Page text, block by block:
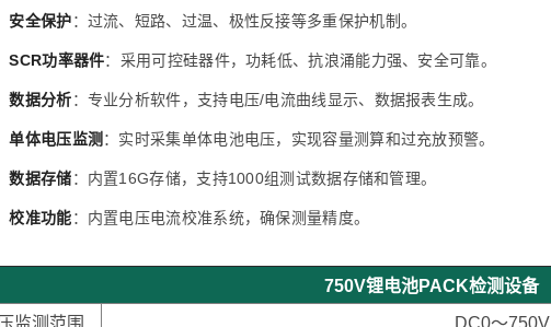
安全保护：过流、短路、过温、极性反接等多重保护机制。
SCR功率器件：采用可控硅器件，功耗低、抗浪涌能力强、安全可靠。
数据分析：专业分析软件，支持电压/电流曲线显示、数据报表生成。
单体电压监测 ：实时采集单体电池电压，实现容量测算和过充放预警。
数据存储：内置16G存储，支持1000组测试数据存储和管理。
校准功能：内置电压电流校准系统，确保测量精度。
750V锂电池PACK检测设备
监测范围
DC0～750V